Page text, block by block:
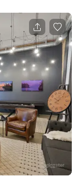
School e